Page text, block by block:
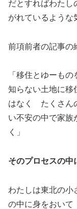
だとすればわたし
がれているような
前項前者の記事の
「移住とゆーも
知らない土地に
はなく たくさん
い不安の中で家族
く」
そのプロセスの中
わたしは東北の
の中に身をおい